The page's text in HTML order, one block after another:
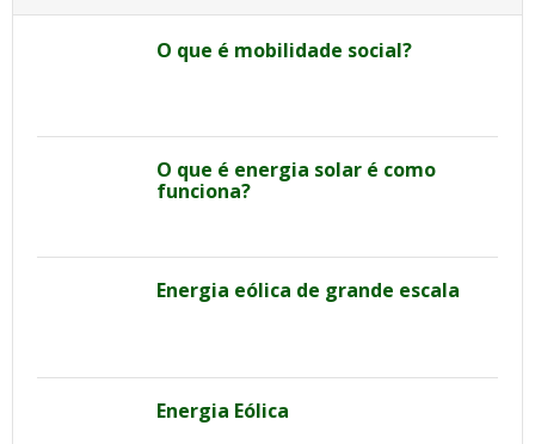
O que é mobilidade social?
O que é energia solar é como
funciona?
Energia eólica de grande escala
Energia Eólica